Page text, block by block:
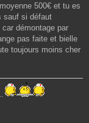
500€ et tu es
sauf si défaut
démontage par
pas faite et bielle
toujours moins cher